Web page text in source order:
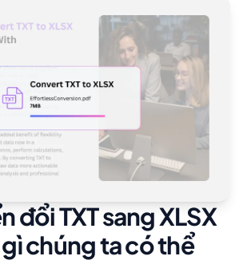
đổi TXT sang XLSX
chúng ta có thể